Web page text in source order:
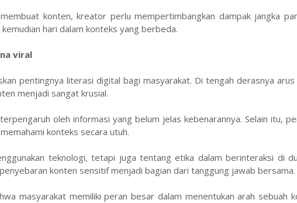
konten, kreator perlu mempertimbangkan dampak jangka
hari dalam konteks yang berbeda.
viral
pentingnya literasi digital bagi masyarakat. Di tengah derasnya arus
menjadi sangat krusial.
oleh informasi yang belum jelas kebenarannya. Selain itu,
konteks secara utuh.
teknologi, tetapi juga tentang etika dalam berinteraksi di
konten sensitif menjadi bagian dari tanggung jawab bersama.
masyarakat memiliki peran besar dalam menentukan arah sebuah